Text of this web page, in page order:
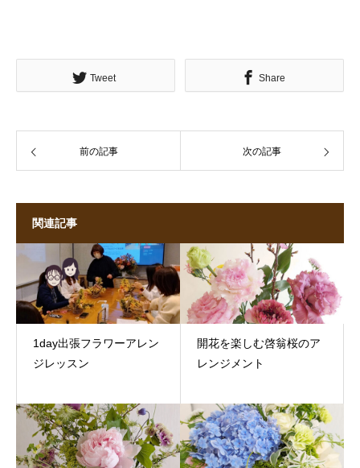
Tweet Share
前の記事 次の記事
関連記事
1day出張フラワーアレン
ジレッスン
開花を楽しむ啓翁桜のア
レンジメント